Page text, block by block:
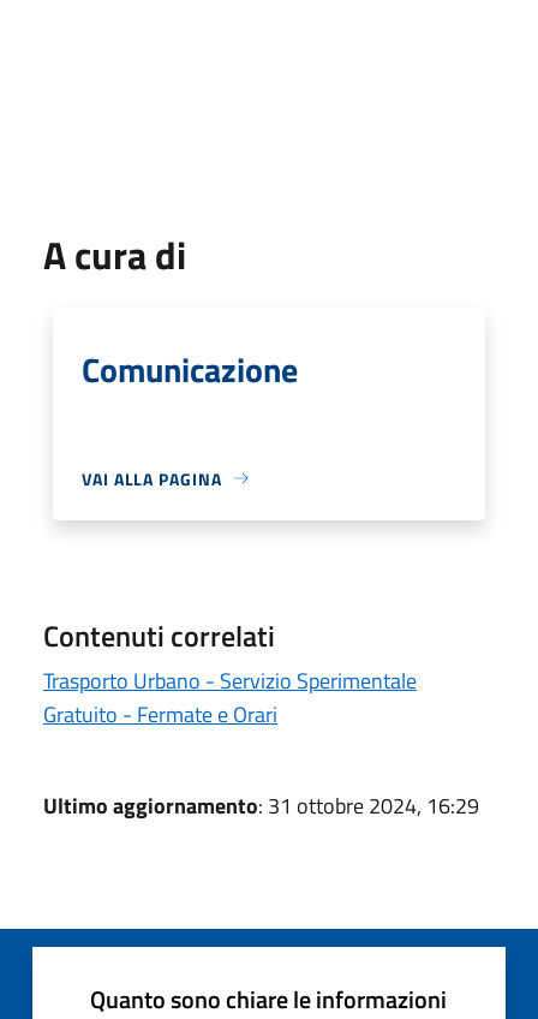
A cura di
Comunicazione
VAI ALLA PAGINA
Contenuti correlati
Trasporto Urbano - Servizio Sperimentale
Gratuito - Fermate e Orari
Ultimo aggiornamento: 31 ottobre 2024, 16:29
Quanto sono chiare le informazioni